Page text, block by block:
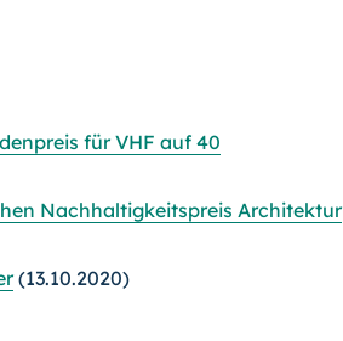
für VHF auf 40
Nachhaltigkeitspreis Architektur
(13.10.2020)